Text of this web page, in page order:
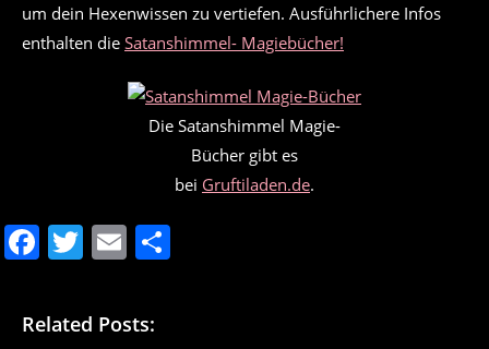
um dein Hexenwissen zu vertiefen. Ausführlichere Infos
enthalten die Satanshimmel- Magiebücher!
Die Satanshimmel Magie-
Bücher gibt es
bei Gruftiladen.de.
F
c
T
itt
E
ai
Related Posts: